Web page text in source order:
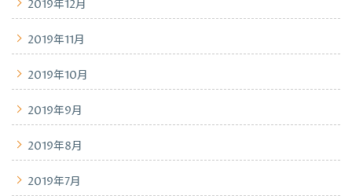
2019年12月
2019年11月
2019年10月
2019年9月
2019年8月
2019年7月